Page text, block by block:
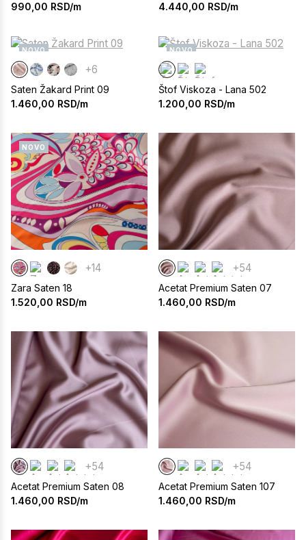
990,00 RSD/m
4.440,00 RSD/m
NOVO
+6
Saten Žakard Print 09
1.460,00 RSD/m
NOVO
Štof Viskoza - Lana 502
1.200,00 RSD/m
NOVO
+14
Zara Saten 18
1.520,00 RSD/m
+54
Acetat Premium Saten 07
1.460,00 RSD/m
+54
Acetat Premium Saten 08
1.460,00 RSD/m
+54
Acetat Premium Saten 107
1.460,00 RSD/m